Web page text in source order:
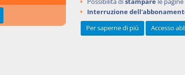
medesimo D.Lgs. 141/2010)Possibilità distampare le pagine
Interruzione
Per saperne di più
Accesso